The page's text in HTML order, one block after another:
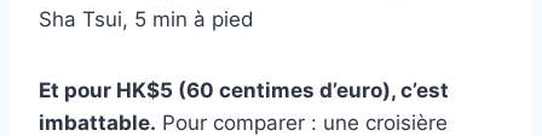
Sha Tsui, 5 min à pied
Et pour HK$5 (60 centimes d’euro), c’est
imbattable. Pour comparer : une croisière